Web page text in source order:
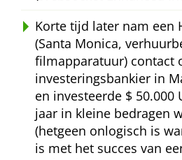
Korte tijd later nam een
(Santa Monica,
filmapparatuur) contact
investeringsbankier in
en investeerde $ 50.000
jaar in kleine bedragen
(hetgeen onlogisch is
is met het succes van